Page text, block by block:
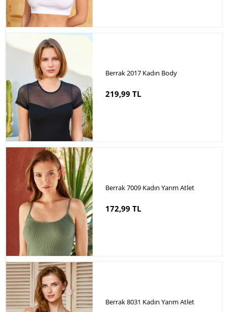
Berrak 2017 Kadın Body
219,99 TL
Berrak 7009 Kadın Yarım Atlet
172,99 TL
Berrak 8031 Kadın Yarım Atlet